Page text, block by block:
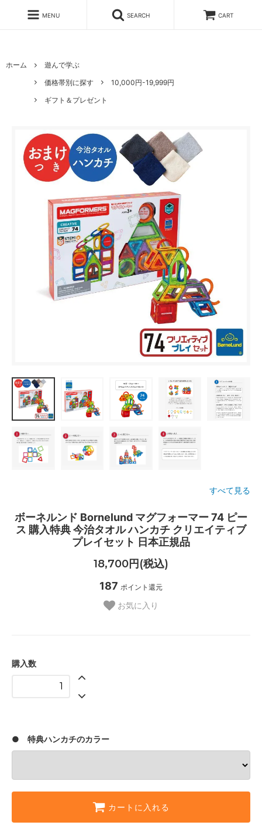
MENU SEARCH CART
ホーム
遊んで学ぶ
価格帯別に探す
10,000円-19,999円
ギフト＆プレゼント
すべて見る
ボーネルンド Bornelund マグフォーマー 74 ピー
ス 購入特典 今治タオル ハンカチ クリエイティブ
プレイセット 日本正規品
18,700円(税込)
187 ポイント還元
お気に入り
購入数
● 特典ハンカチのカラー
カートに入れる